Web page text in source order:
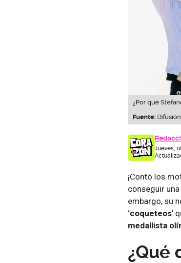
¿Por qué
Fuente: Difusión
Jueves,
¡Contó los
conseguir una
embargo, su
‘coqueteos’
medallista
¿Qué